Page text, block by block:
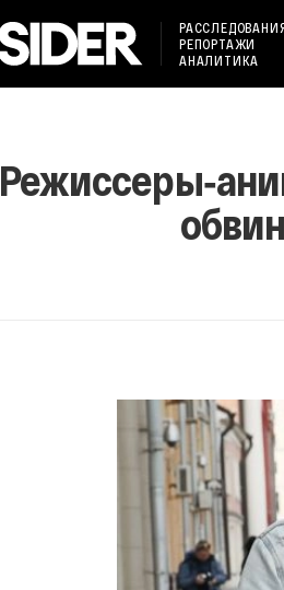
РЕПОРТАЖИ
АНАЛИТИКА